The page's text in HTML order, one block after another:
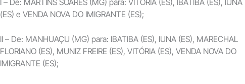
(ES) e VENDA NOVA DO IMIGRANTE (ES);
II – De: MANHUAÇU (MG) para: IBATIBA (ES), IUNA (ES), MARECHAL
FLORIANO (ES), MUNIZ FREIRE (ES), VITÓRIA (ES), VENDA NOVA DO
IMIGRANTE (ES);